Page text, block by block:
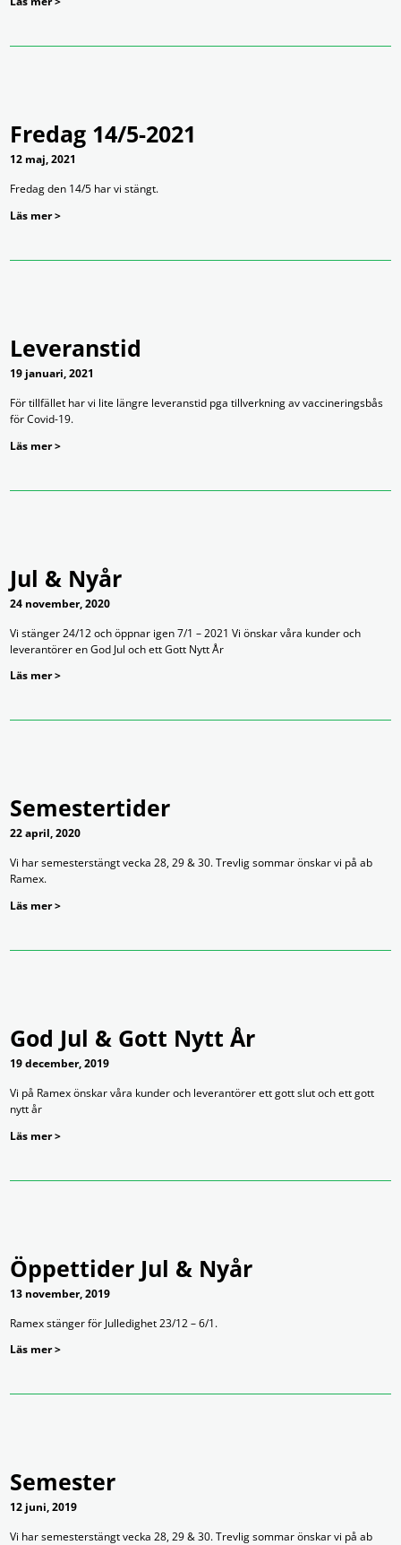
Fredag 14/5-2021
12 maj, 2021
Fredag den 14/5 har vi stängt.
Läs mer >
Leveranstid
19 januari, 2021
För tillfället har vi lite längre leveranstid pga tillverkning av vaccineringsbås
för Covid-19.
Läs mer >
Jul & Nyår
24 november, 2020
Vi stänger 24/12 och öppnar igen 7/1 – 2021 Vi önskar våra kunder och
leverantörer en God Jul och ett Gott Nytt År
Läs mer >
Semestertider
22 april, 2020
Vi har semesterstängt vecka 28, 29 & 30. Trevlig sommar önskar vi på ab
Ramex.
Läs mer >
God Jul & Gott Nytt År
19 december, 2019
Vi på Ramex önskar våra kunder och leverantörer ett gott slut och ett gott
nytt år
Läs mer >
Öppettider Jul & Nyår
13 november, 2019
Ramex stänger för Julledighet 23/12 – 6/1.
Läs mer >
Semester
12 juni, 2019
Vi har semesterstängt vecka 28, 29 & 30. Trevlig sommar önskar vi på ab